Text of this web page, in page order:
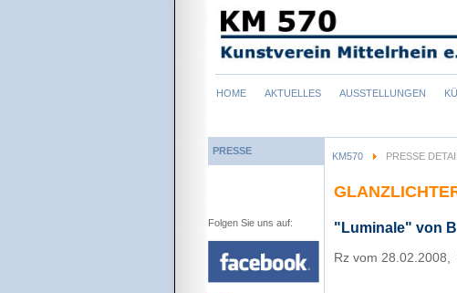
Navigation
HOME AKTUELLES AUSSTELLUNGEN
KM570 PRESSE DETAIL
"Luminale" von
Rz vom 28.02.2008,
PRESSE
Folgen Sie uns auf: